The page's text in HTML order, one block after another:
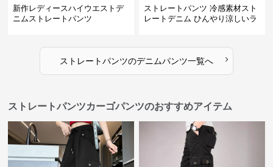
新作レディースハイウエストデ
ニムストレートパンツ
ストレートパンツ 冷感素材スト
レートデニム ひんやり涼しいラ
ストレートパンツのデニムパンツ一覧へ ›
ストレートパンツカーゴパンツのおすすめアイテム